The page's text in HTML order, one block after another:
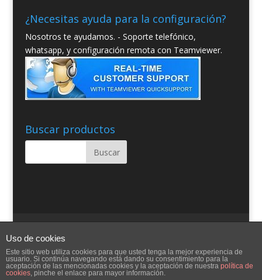
¿Necesitas ayuda para la configuración?
Nosotros te ayudamos. - Soporte telefónico,
whatsapp, y configuración remota con Teamviewer.
Buscar productos
Contacto
Uso de cookies
Este sitio web utiliza cookies para que usted tenga la mejor experiencia de
usuario. Si continúa navegando está dando su consentimiento para la
aceptación de las mencionadas cookies y la aceptación de nuestra política de
cookies, pinche el enlace para mayor información.